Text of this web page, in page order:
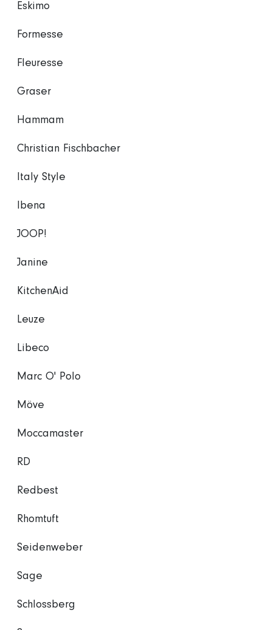
Eskimo
Formesse
Fleuresse
Graser
Hammam
Christian Fischbacher
Italy Style
Ibena
JOOP!
Janine
KitchenAid
Leuze
Libeco
Marc O' Polo
Möve
Moccamaster
RD
Redbest
Rhomtuft
Seidenweber
Sage
Schlossberg